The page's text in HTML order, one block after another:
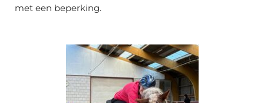
met een beperking.